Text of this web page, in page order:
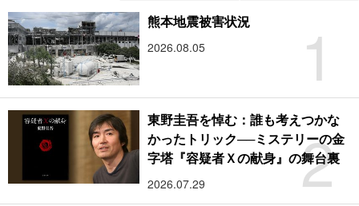
1
熊本地震被害状況
2026.08.05
2
東野圭吾を悼む：誰も考えつかな
かったトリック──ミステリーの金
字塔『容疑者Ｘの献身』の舞台裏
2026.07.29